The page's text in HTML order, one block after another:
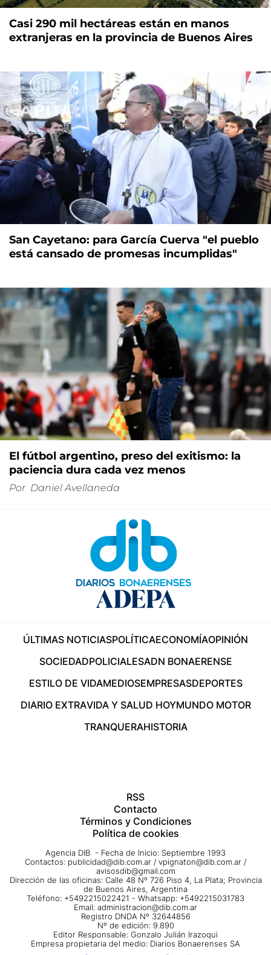
Casi 290 mil hectáreas están en manos
extranjeras en la provincia de Buenos Aires
San Cayetano: para García Cuerva "el pueblo
está cansado de promesas incumplidas"
El fútbol argentino, preso del exitismo: la
paciencia dura cada vez menos
Por Daniel Avellaneda
ÚLTIMAS NOTICIASPOLÍTICAECONOMÍAOPINIÓN
SOCIEDADPOLICIALESADN BONAERENSE
ESTILO DE VIDAMEDIOSEMPRESASDEPORTES
DIARIO EXTRAVIDA Y SALUD HOYMUNDO MOTOR
TRANQUERAHISTORIA
RSS
Contacto
Términos y Condiciones
Política de cookies
Agencia DIB - Fecha de Inicio: Septiembre 1993
Contactos: publicidad@dib.com.ar / vpignaton@dib.com.ar /
avisosdib@gmail.com
Dirección de las oficinas: Calle 48 Nº 726 Piso 4, La Plata; Provincia
de Buenos Aires, Argentina
Teléfono: +5492215022421 - Whatsapp: +5492215031783
Email: administracion@dib.com.ar
Registro DNDA Nº 32644856
Nº de edición: 9.890
Editor Responsable: Gonzalo Julián Irazoqui
Empresa propietaria del medio: Diarios Bonaerenses SA